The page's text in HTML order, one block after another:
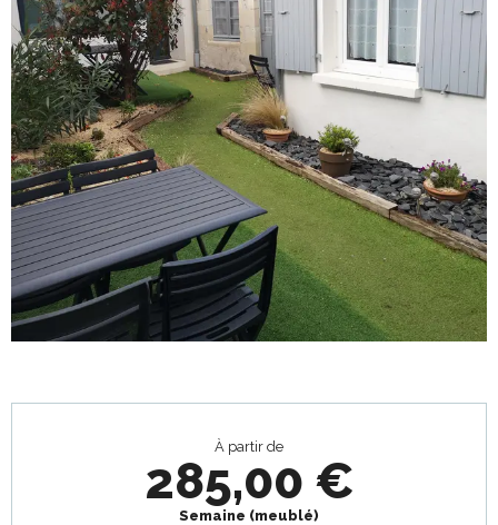
À partir de
285,00 €
Semaine (meublé)